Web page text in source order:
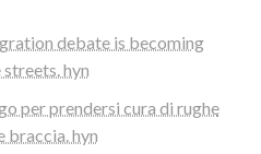
debate is becoming
hyn
per prendersi cura di rughe
braccia. hyn